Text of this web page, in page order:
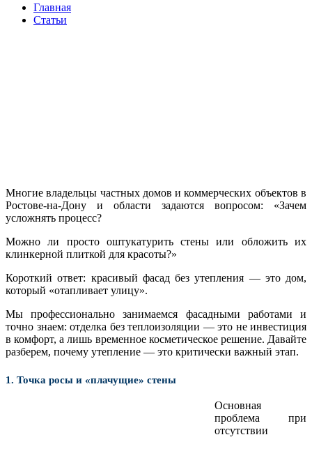
Главная
Статьи
Многие владельцы частных домов и коммерческих объектов в
Ростове-на-Дону и области задаются вопросом: «Зачем
усложнять процесс?
Можно ли просто оштукатурить стены или обложить их
клинкерной плиткой для красоты?»
Короткий ответ: красивый фасад без утепления — это дом,
который «отапливает улицу».
Мы профессионально занимаемся фасадными работами и
точно знаем: отделка без теплоизоляции — это не инвестиция
в комфорт, а лишь временное косметическое решение. Давайте
разберем, почему утепление — это критически важный этап.
1. Точка росы и «плачущие» стены
Основная
проблема при
отсутствии